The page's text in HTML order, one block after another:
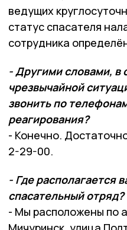
ведущих
статус спасателя
сотрудника
- Другими словами, в
чрезвычайной
звонить по
реагирования?
- Конечно.
2-29-00.
- Где располагается
спасательный отряд?
- Мы расположены по